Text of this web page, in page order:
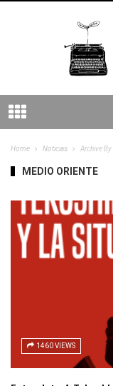
Home Noticias Archive
MEDIO ORIENTE
1460 VIEWS